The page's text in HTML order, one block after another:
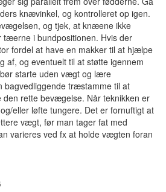
knævinkel, og kontrolleret op igen.
og tjek, at knæene ikke
tæerne i bundpositionen. Hvis der
fordel at have en makker til at hjælpe
af, og eventuelt til at støtte igennem
starte uden vægt og lære
bagvedliggende træstamme til at
den rette bevægelse. Når teknikken er
eller løfte tungere. Det er fornuftigt at
vægt, før man tager fat med
varieres ved fx at holde vægten foran